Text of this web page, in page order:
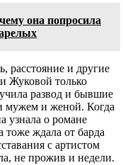
она попросила
расстояние и другие
Жуковой только
развод и бывшие
мужем и женой. Когда
узнала о романе
ждала от барда
с артистом
не прожив и недели.